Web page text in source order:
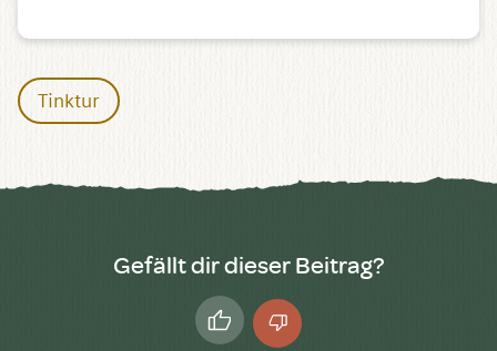
Tinktur
Gefällt dir dieser Beitrag?
DaumenDaumen